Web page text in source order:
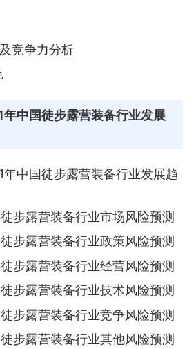
竞争力分析
中国徒步露营装备行业发展
中国徒步露营装备行业发展趋
步露营装备行业市场风险预测
步露营装备行业政策风险预测
步露营装备行业经营风险预测
步露营装备行业技术风险预测
步露营装备行业竞争风险预测
步露营装备行业其他风险预测